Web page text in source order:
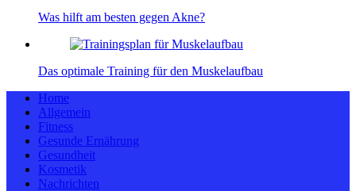
Was hilft am besten gegen Akne?
Das optimale Training für den Muskelaufbau
Home
Allgemein
Fitness
Gesunde Ernährung
Gesundheit
Kosmetik
Nachrichten